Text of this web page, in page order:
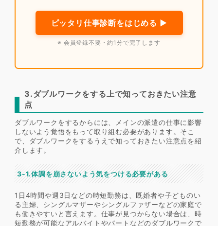
ピッタリ仕事診断をはじめる ▶
※ 会員登録不要・約1分で完了します
3.ダブルワークをする上で知っておきたい注意
点
ダブルワークをするからには、メインの派遣の仕事に影響
しないよう覚悟をもって取り組む必要があります。そこ
で、ダブルワークをするうえで知っておきたい注意点を紹
介します。
3-1.体調を崩さないよう気をつける必要がある
1日4時間や週3日などの時短勤務は、既婚者や子どものい
る主婦、シングルマザーやシングルファザーなどの家庭で
も働きやすいと言えます。仕事が見つからない場合は、時
短勤務が可能なアルバイトやパートなどのダブルワークで